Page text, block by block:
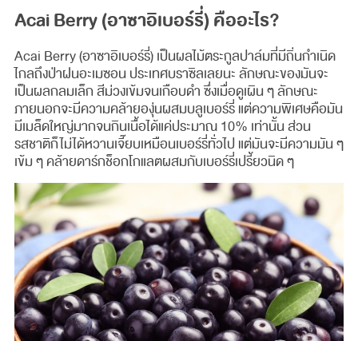
Acai Berry (อาซาอิเบอร์รี่) คืออะไร?
Acai Berry (อาซาอิเบอร์รี่) เป็นผลไม้ตระกูลปาล์มที่มีถิ่นกำเนิด
ไกลถึงป่าฝนอะเมซอน ประเทศบราซิลเลยนะ ลักษณะของมันจะ
เป็นผลกลมเล็ก สีม่วงเข้มจนเกือบดำ ซึ่งเมื่อดูเผิน ๆ ลักษณะ
ภายนอกจะมีความคล้ายองุ่นผสมบลูเบอร์รี่ แต่ความพิเศษคือมัน
มีเมล็ดใหญ่มากจนกินเนื้อได้แค่ประมาณ 10% เท่านั้น ส่วน
รสชาติก็ไม่ได้หวานเจี๊ยบเหมือนเบอร์รี่ทั่วไป แต่มันจะมีความมัน ๆ
เข้ม ๆ คล้ายดาร์กช็อกโกแลตผสมกับเบอร์รี่เปรี้ยวนิด ๆ